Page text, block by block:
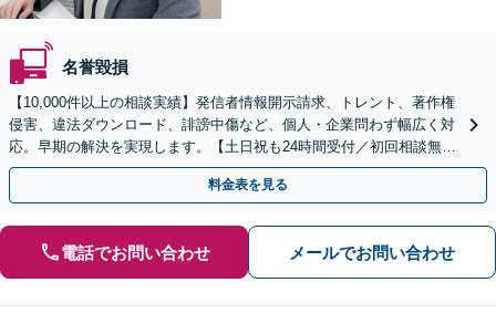
名誉毀損
【10,000件以上の相談実績】発信者情報開示請求、トレント、著作権
侵害、違法ダウンロード、誹謗中傷など、個人・企業問わず幅広く対
応。早期の解決を実現します。【土日祝も24時間受付／初回相談無
料】
料金表を見る
電話でお問い合わせ メールでお問い合わせ